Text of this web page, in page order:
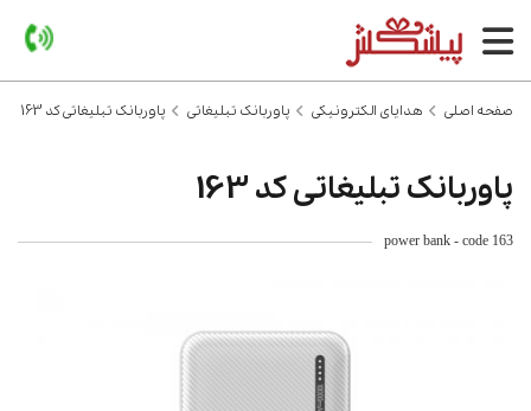
صفحه اصلی هدایای الکترونیکی پاوربانک تبلیغاتی پاوربانک تبلیغاتی کد 163
پاوربانک تبلیغاتی کد 163
power bank - code 163